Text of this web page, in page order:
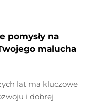
pomysły na
malucha
lat ma kluczowe
i dobrej